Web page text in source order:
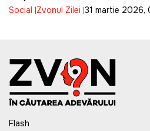
Social Zvonul Zilei 31 martie 2026,
Flash